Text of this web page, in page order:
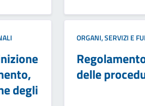
degli
ORGANI, SERVIZI E
delle